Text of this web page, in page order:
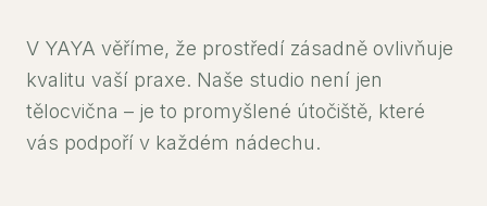
V YAYA věříme, že prostředí zásadně ovlivňuje
kvalitu vaší praxe. Naše studio není jen
tělocvična – je to promyšlené útočiště, které
vás podpoří v každém nádechu.